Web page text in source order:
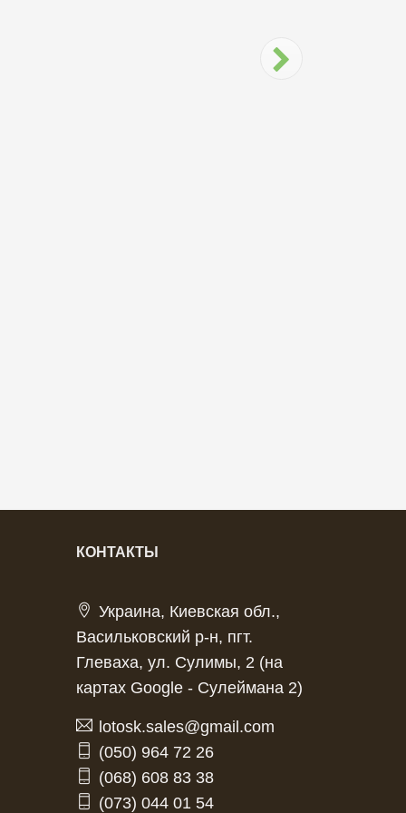
КОНТАКТЫ
Украина, Киевская обл.,
Васильковский р-н, пгт.
Глеваха, ул. Сулимы, 2 (на
картах Google - Сулеймана 2)
lotosk.sales@gmail.com
(050) 964 72 26
(068) 608 83 38
(073) 044 01 54